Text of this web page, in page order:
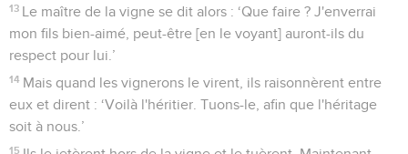
13 Le maître de la vigne se dit alors : ‘Que faire ? J'enverrai
mon fils bien-aimé, peut-être [en le voyant] auront-ils du
respect pour lui.’
14 Mais quand les vignerons le virent, ils raisonnèrent entre
eux et dirent : ‘Voilà l'héritier. Tuons-le, afin que l'héritage
soit à nous.’
15